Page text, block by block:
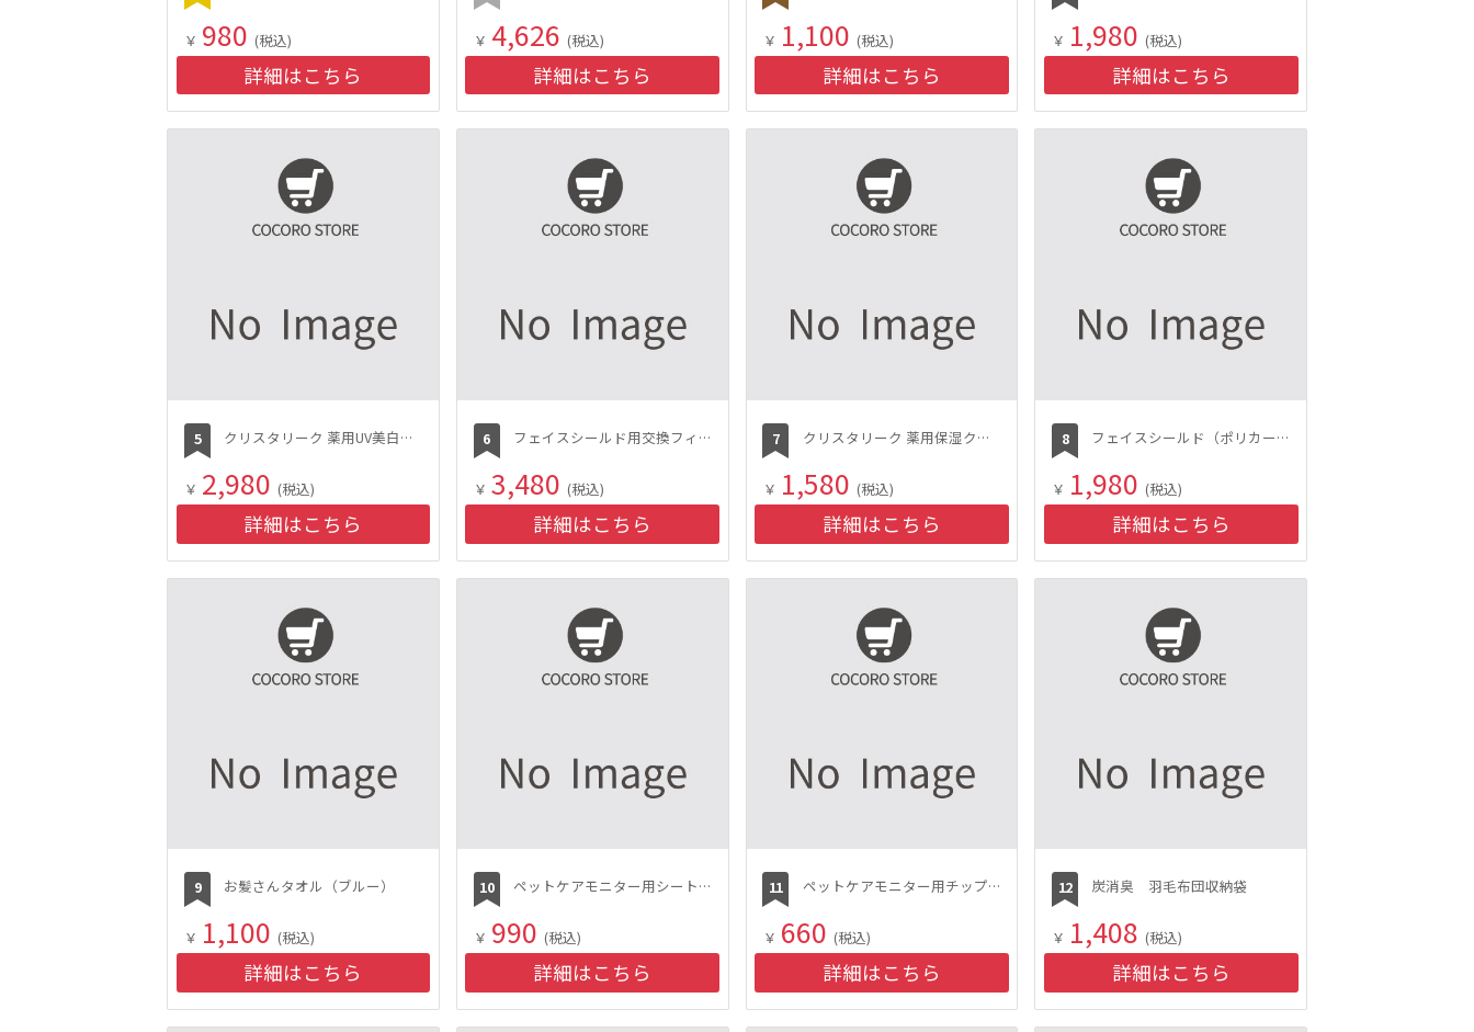
￥ 980 (税込)
詳細はこちら
￥ 4,626 (税込)
詳細はこちら
￥ 1,100 (税込)
詳細はこちら
￥ 1,980 (税込)
詳細はこちら
クリスタリーク 薬用UV美白クリーム SPF50+/PA++++
￥ 2,980 (税込)
詳細はこちら
フェイスシールド用交換フィルム（FG-F20M/F10M共通、3枚入）
￥ 3,480 (税込)
詳細はこちら
クリスタリーク 薬用保湿クリーム
￥ 1,580 (税込)
詳細はこちら
フェイスシールド（ポリカーボネートフレーム）
￥ 1,980 (税込)
詳細はこちら
お髪さんタオル（ブルー）
￥ 1,100 (税込)
詳細はこちら
ペットケアモニター用シート（3～4日で交換タイプ20枚入）
￥ 990 (税込)
詳細はこちら
ペットケアモニター用チップ（2.5L入）
￥ 660 (税込)
詳細はこちら
炭消臭 羽毛布団収納袋
￥ 1,408 (税込)
詳細はこちら